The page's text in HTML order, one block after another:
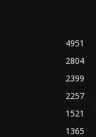
4951
2804
2399
2257
1521
1365